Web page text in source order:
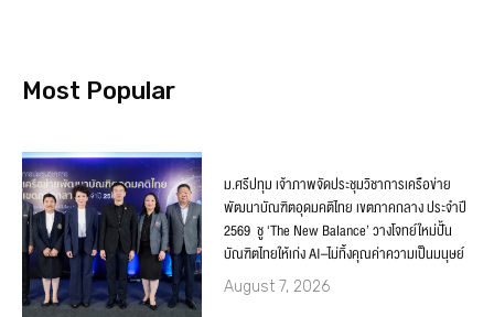
Most Popular
ม.ศรีปทุม เจ้าภาพจัดประชุมวิชาการเครือข่าย
พัฒนาบัณฑิตอุดมคติไทย เขตภาคกลาง ประจำปี
2569 ชู ‘The New Balance’ วางโจทย์ใหม่ปั้น
บัณฑิตไทยให้เก่ง AI–ไม่ทิ้งคุณค่าความเป็นมนุษย์
August 7, 2026